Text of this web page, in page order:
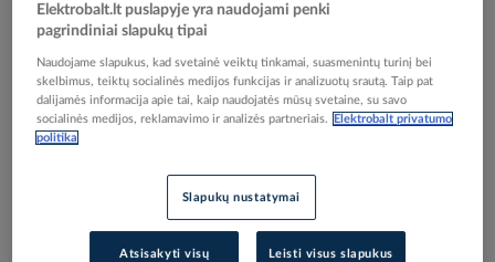
Skip
Reali prekė gali skirtis nuo pavaizduotos nuotraukoje
sidabrinės spalvos ESTADA - DEKO LIGHT
Elektrobalt.lt puslapyje yra naudojami penki
pagrindiniai slapukų tipai
Naudojame slapukus, kad svetainė veiktų tinkamai, suasmenintų turinį bei
skelbimus, teiktų socialinės medijos funkcijas ir analizuotų srautą. Taip pat
dalijamės informacija apie tai, kaip naudojatės mūsų svetaine, su savo
socialinės medijos, reklamavimo ir analizės partneriais.
Elektrobalt privatumo
politika
Slapukų nustatymai
Atsisakyti visų Leisti visus slapukus